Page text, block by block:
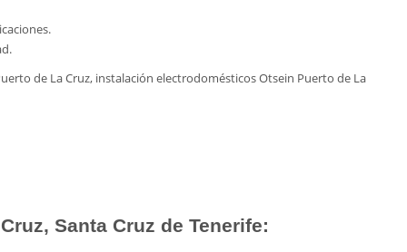
de La Cruz, instalación electrodomésticos Otsein Puerto de La
Santa Cruz de Tenerife: